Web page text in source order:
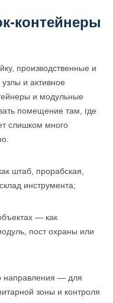
контейнеры
производственные и
и активное
и модульные
помещение там, где
слишком много
штаб, прорабская,
инструмента;
— как
пост охраны или
направления — для
зоны и контроля